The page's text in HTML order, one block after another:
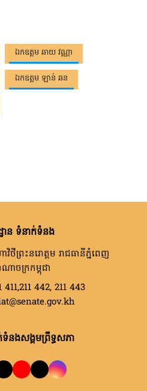
ឯកឧត្តម ឆាយ វណ្ណា
ឯកឧត្តម ឡាន់ ឆន
ាន ទំនាក់ទំនង
វិថីព្រះនរោត្តម រាជធានីភ្នំពេញ
ណាចក្រកម្ពុជា
411,211 442, 211 443
នងសង្គមព្រឹទ្ធសភា